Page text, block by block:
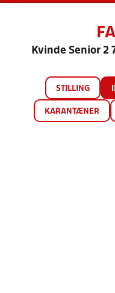
Kvinde Senior 2
STILLING
KARANTÆNER